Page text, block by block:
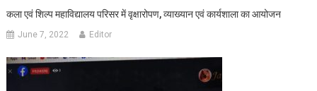
कला एवं शिल्प महाविद्यालय परिसर में वृक्षारोपण, व्याख्यान एवं कार्यशाला का आयोजन
June 7, 2022 Editor